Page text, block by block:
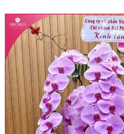
• Giá trên được miễn ship
miễn phí in thiệp - banner
hàng.
• Beautiful Orchids liên kết
trên toàn quốc để phục vụ
khu vực sẽ có mức giá
phí mặt bằng, nguyên vật
thay đổi so với giá niêm yết
hàng ở Tỉnh thành khác vui
giá trước khi đặt hàng,
chính xác khi có địa chỉ